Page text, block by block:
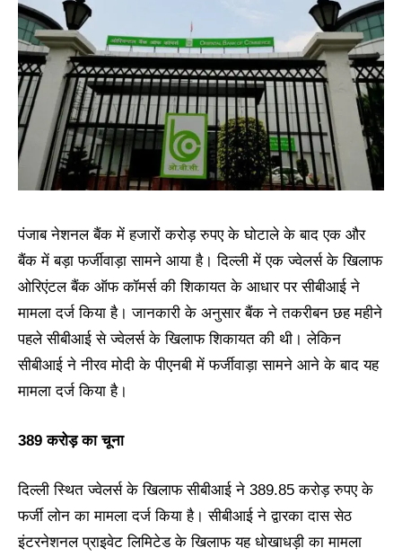
पंजाब नेशनल बैंक में हजारों करोड़ रुपए के घोटाले के बाद एक और
बैंक में बड़ा फर्जीवाड़ा सामने आया है। दिल्ली में एक ज्वेलर्स के खिलाफ
ओरिएंटल बैंक ऑफ कॉमर्स की शिकायत के आधार पर सीबीआई ने
मामला दर्ज किया है। जानकारी के अनुसार बैंक ने तकरीबन छह महीने
पहले सीबीआई से ज्वेलर्स के खिलाफ शिकायत की थी। लेकिन
सीबीआई ने नीरव मोदी के पीएनबी में फर्जीवाड़ा सामने आने के बाद यह
मामला दर्ज किया है।
389 करोड़ का चूना
दिल्ली स्थित ज्वेलर्स के खिलाफ सीबीआई ने 389.85 करोड़ रुपए के
फर्जी लोन का मामला दर्ज किया है। सीबीआई ने द्वारका दास सेठ
इंटरनेशनल प्राइवेट लिमिटेड के खिलाफ यह धोखाधड़ी का मामला